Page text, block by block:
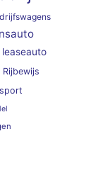
leaseauto
Rijbewijs